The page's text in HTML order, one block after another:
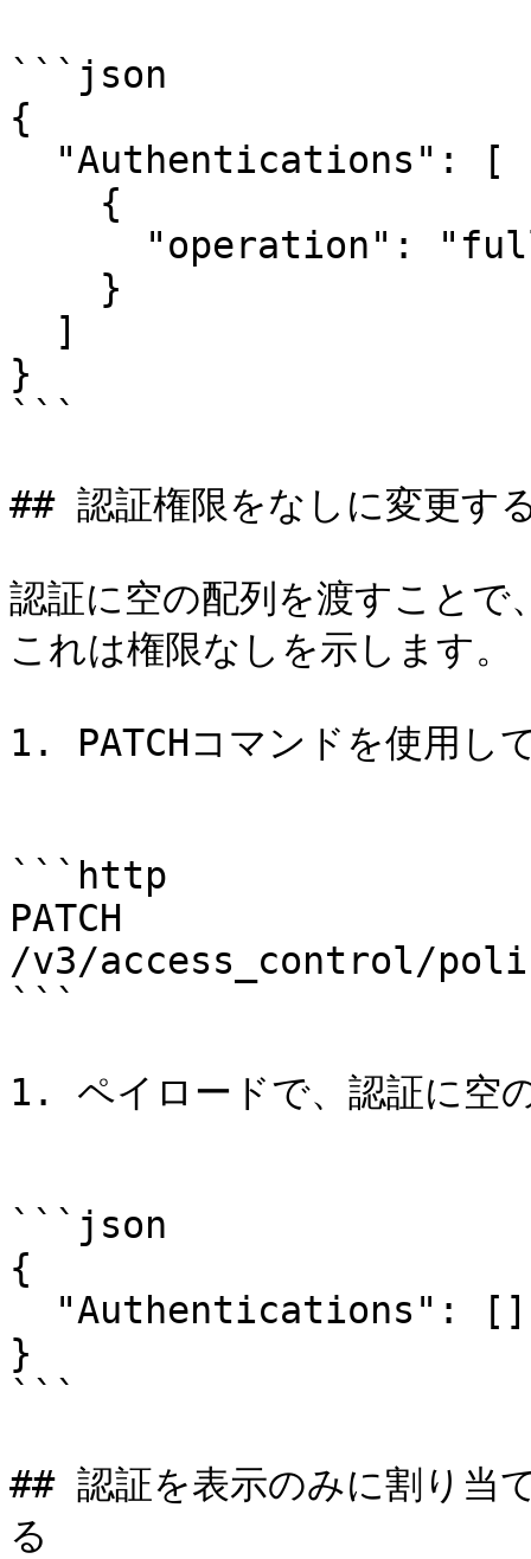
```json
{
}
```
## 認証権限をなしに変更す
認証に空の配列を渡すことで
これは権限なしを示します。
1. PATCHコマンドを使用し
```http
PATCH
/v3/access_control/
```
1. ペイロードで、認証に空
```json
{
}
```
## 認証を表示のみに割り当
る